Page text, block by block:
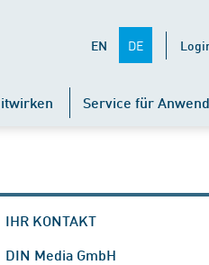
EN DE
Service für
IHR KONTAKT
DIN Media GmbH